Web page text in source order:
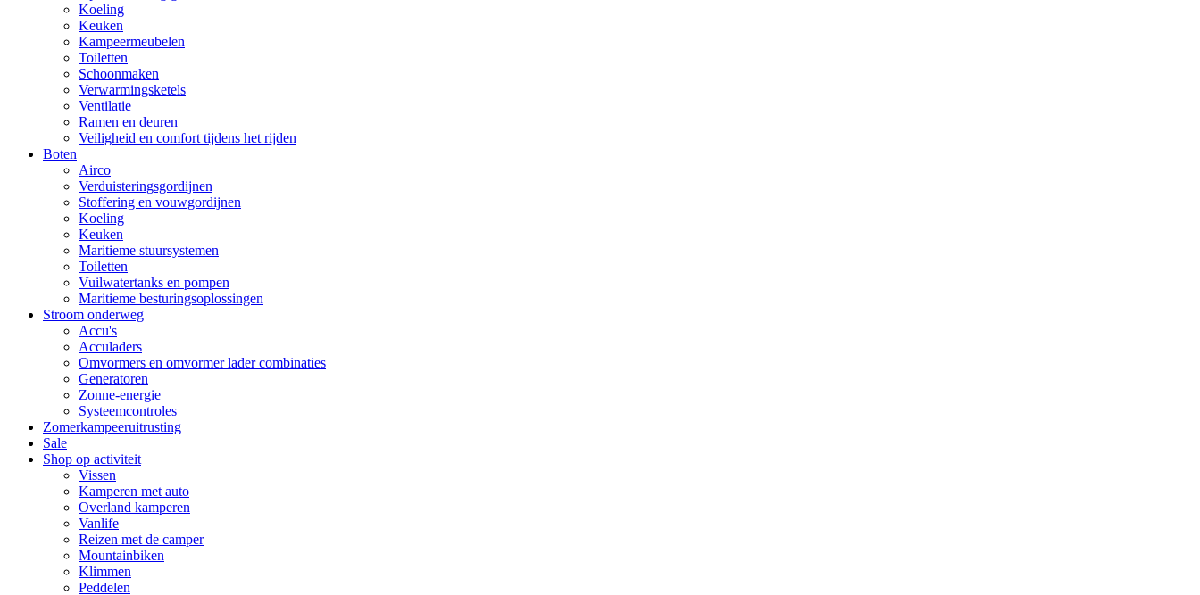
Koeling
Keuken
Kampeermeubelen
Toiletten
Schoonmaken
Verwarmingsketels
Ventilatie
Ramen en deuren
Veiligheid en comfort tijdens het rijden
Boten
Airco
Verduisteringsgordijnen
Stoffering en vouwgordijnen
Koeling
Keuken
Maritieme stuursystemen
Toiletten
Vuilwatertanks en pompen
Maritieme besturingsoplossingen
Stroom onderweg
Accu's
Acculaders
Omvormers en omvormer lader combinaties
Generatoren
Zonne-energie
Systeemcontroles
Zomerkampeeruitrusting
Sale
Shop op activiteit
Vissen
Kamperen met auto
Overland kamperen
Vanlife
Reizen met de camper
Mountainbiken
Klimmen
Peddelen